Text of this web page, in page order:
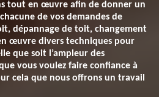
tout en œuvre afin de donner un
de vos demandes de
dépannage de toit, changement
œuvre divers techniques pour
que soit l’ampleur des
vous voulez faire confiance à
cela que nous offrons un travail